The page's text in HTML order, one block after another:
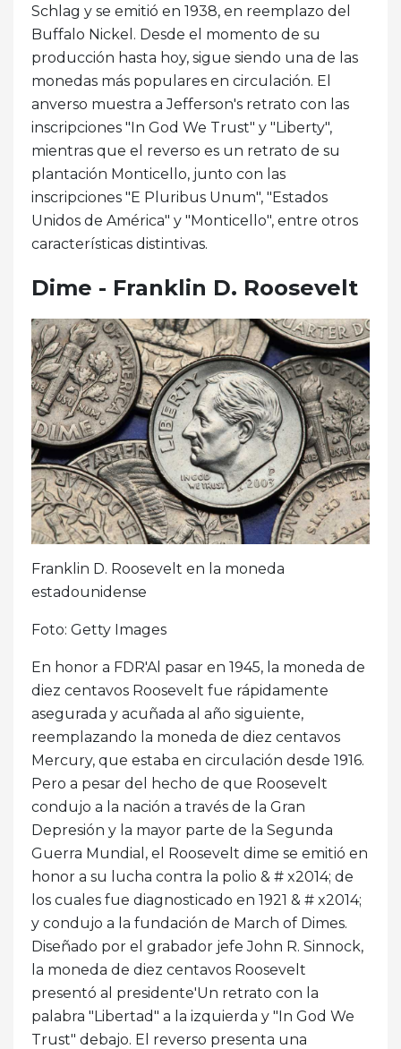
Schlag y se emitió en 1938, en reemplazo del
Buffalo Nickel. Desde el momento de su
producción hasta hoy, sigue siendo una de las
monedas más populares en circulación. El
anverso muestra a Jefferson's retrato con las
inscripciones "In God We Trust" y "Liberty",
mientras que el reverso es un retrato de su
plantación Monticello, junto con las
inscripciones "E Pluribus Unum", "Estados
Unidos de América" ​​y "Monticello", entre otros
características distintivas.
Dime - Franklin D. Roosevelt
Franklin D. Roosevelt en la moneda
estadounidense
Foto: Getty Images
En honor a FDR'Al pasar en 1945, la moneda de
diez centavos Roosevelt fue rápidamente
asegurada y acuñada al año siguiente,
reemplazando la moneda de diez centavos
Mercury, que estaba en circulación desde 1916.
Pero a pesar del hecho de que Roosevelt
condujo a la nación a través de la Gran
Depresión y la mayor parte de la Segunda
Guerra Mundial, el Roosevelt dime se emitió en
honor a su lucha contra la polio & # x2014; de
los cuales fue diagnosticado en 1921 & # x2014;
y condujo a la fundación de March of Dimes.
Diseñado por el grabador jefe John R. Sinnock,
la moneda de diez centavos Roosevelt
presentó al presidente'Un retrato con la
palabra "Libertad" a la izquierda y "In God We
Trust" debajo. El reverso presenta una